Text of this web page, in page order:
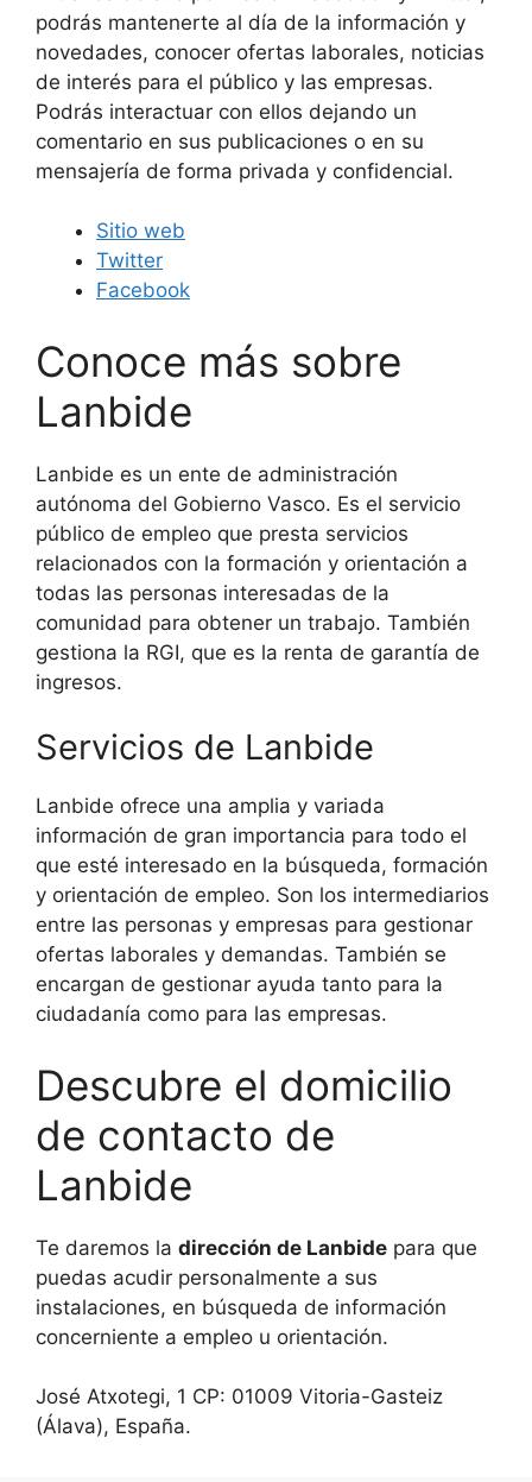
podrás mantenerte al día de la información y
novedades, conocer ofertas laborales, noticias
de interés para el público y las empresas.
Podrás interactuar con ellos dejando un
comentario en sus publicaciones o en su
mensajería de forma privada y confidencial.
Sitio web
Twitter
Facebook
Conoce más sobre
Lanbide
Lanbide es un ente de administración
autónoma del Gobierno Vasco. Es el servicio
público de empleo que presta servicios
relacionados con la formación y orientación a
todas las personas interesadas de la
comunidad para obtener un trabajo. También
gestiona la RGI, que es la renta de garantía de
ingresos.
Servicios de Lanbide
Lanbide ofrece una amplia y variada
información de gran importancia para todo el
que esté interesado en la búsqueda, formación
y orientación de empleo. Son los intermediarios
entre las personas y empresas para gestionar
ofertas laborales y demandas. También se
encargan de gestionar ayuda tanto para la
ciudadanía como para las empresas.
Descubre el domicilio
de contacto de
Lanbide
Te daremos la dirección de Lanbide para que
puedas acudir personalmente a sus
instalaciones, en búsqueda de información
concerniente a empleo u orientación.
José Atxotegi, 1 CP: 01009 Vitoria-Gasteiz
(Álava), España.